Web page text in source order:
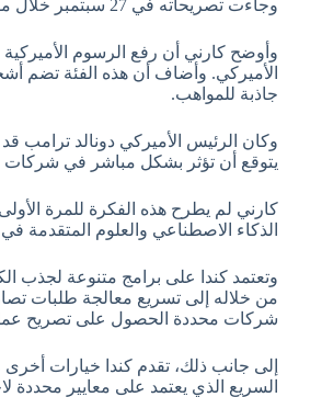
وجاءت تصريحاته في 27 سبتمبر خلال مؤتمر صحفي عقده في المملكة المتحدة عقب مشاركته في قمة التقدم العالمي لعام 2025.
وأوضح كارني أن رفع الرسوم
الأميركي. وأضاف أن هذه الفئة تضم
جاذبة للمواهب.
يتوقع أن تؤثر بشكل مباشر في شركات
الذكاء الاصطناعي والعلوم المتقدمة
وتعتمد كندا على برامج متنوعة لجذب
شركات محددة الحصول على تصريح
إلى جانب ذلك، تقدم كندا خيارات أخرى
السريع الذي يعتمد على معايير محددة